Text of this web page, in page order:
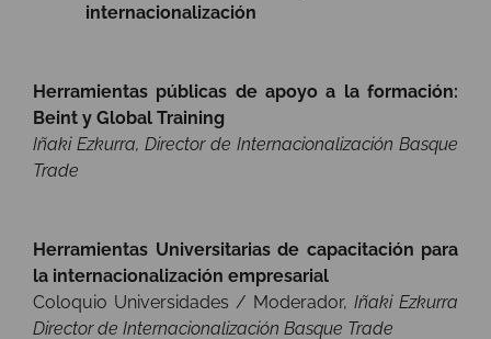
internacionalización
Herramientas públicas de apoyo a la formación:
Beint y Global Training
Iñaki Ezkurra, Director de Internacionalización Basque
Trade
Herramientas Universitarias de capacitación para
la internacionalización empresarial
Coloquio Universidades / Moderador, Iñaki Ezkurra
Director de Internacionalización Basque Trade